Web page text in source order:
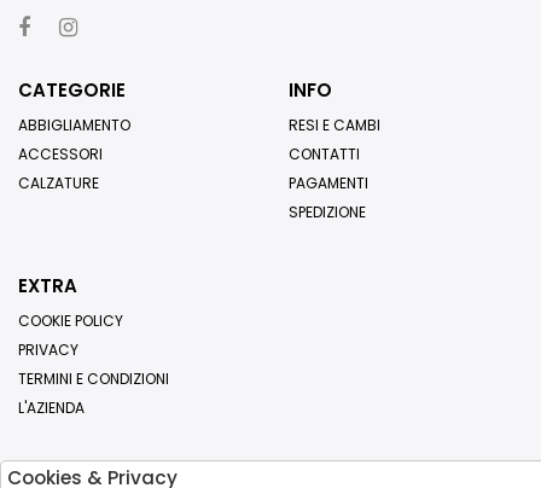
CATEGORIE
ABBIGLIAMENTO
ACCESSORI
CALZATURE
INFO
RESI E CAMBI
CONTATTI
PAGAMENTI
SPEDIZIONE
EXTRA
COOKIE POLICY
PRIVACY
TERMINI E CONDIZIONI
L'AZIENDA
Cookies & Privacy